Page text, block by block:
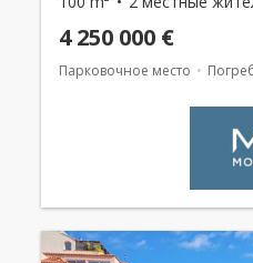
4 250 000 €
Парковочное место